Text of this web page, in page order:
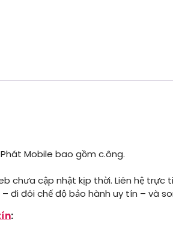
Mobile bao gồm c.ông.
chưa cập nhật kịp thời. Liên hệ trực
đi đôi chế độ bảo hành uy tín – và
: